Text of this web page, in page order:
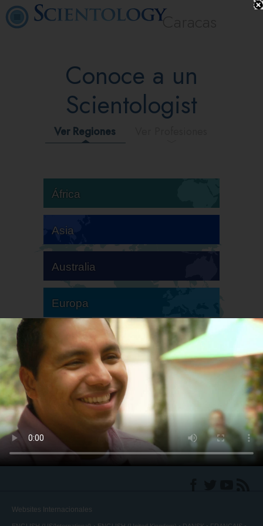
Caracas
Conoce a un
Scientologist
Ver Regiones
África
Asia
Australia
Europa
Sudamérica
Norteamérica
Websites Internacionales